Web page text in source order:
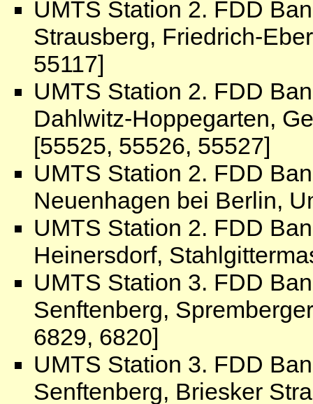
UMTS Station 2. FDD
Strausberg, Friedrich-
55117]
UMTS Station 2. FDD
Dahlwitz-Hoppegarten,
[55525, 55526, 55527]
UMTS Station 2. FDD
Neuenhagen bei Berlin,
UMTS Station 2. FDD
Heinersdorf,
UMTS Station 3. FDD
Senftenberg,
6829, 6820]
UMTS Station 3. FDD
Senftenberg, Briesker